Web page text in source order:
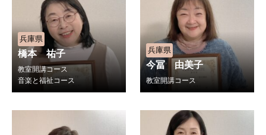
兵庫県
橋本 祐子
教室開講コース
音楽と福祉コース
兵庫県
今冨 由美子
教室開講コース